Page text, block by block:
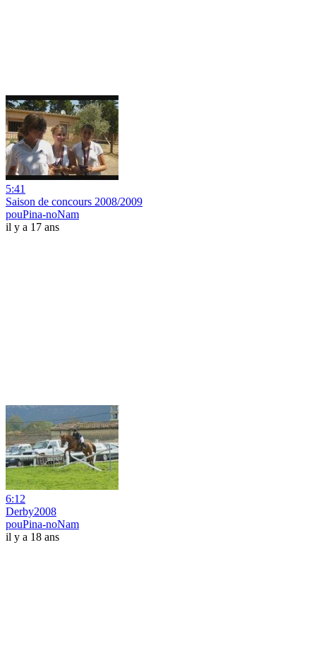
5:41
Saison de concours 2008/2009
pouPina-noNam
il y a 17 ans
6:12
Derby2008
pouPina-noNam
il y a 18 ans